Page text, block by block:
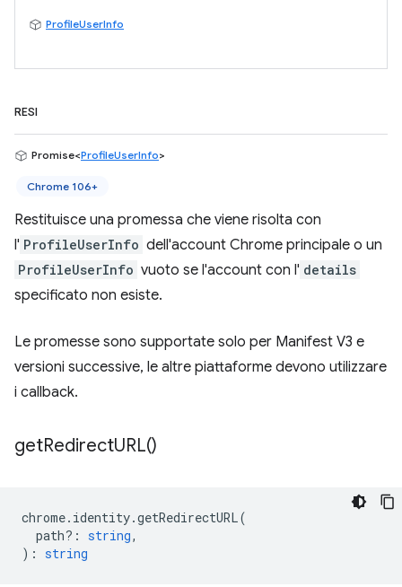
ProfileUserInfo
RESI
Promise<ProfileUserInfo>
Chrome 106+
Restituisce una promessa che viene risolta con
l' ProfileUserInfo dell'account Chrome principale o un
ProfileUserInfo vuoto se l'account con l' details
specificato non esiste.
Le promesse sono supportate solo per Manifest V3 e
versioni successive, le altre piattaforme devono utilizzare
i callback.
getRedirectURL()
chrome. identity.getRedirectURL(
path? : string,
) : string